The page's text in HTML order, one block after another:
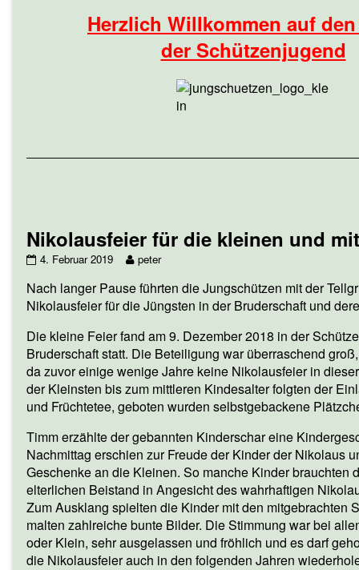
Herzlich Willkommen auf
der Schützenjugend
Nikolausfeier für die kleinen und
Nikolausfeier
die
kleinen
und
mittleren
Kinder
published
on
4. Februar 2019
Read
posts
by
the
author
of
Nikolausfeier
für
die
kleinen
und
mittleren
Kinder,
peter
Nach langer Pause führten die Jungschützen mit der
Nikolausfeier für die Jüngsten in der Bruderschaft und
Die kleine Feier fand am 9. Dezember 2018 in der
Bruderschaft statt. Die Beteiligung war überraschend
da zuvor einige wenige Jahre keine Nikolausfeier in
der Kleinsten bis zum mittleren Kindesalter folgten der
und Früchtetee, geboten wurden selbstgebackene
Timm erzählte der gebannten Kinderschar eine
Nachmittag erschien zur Freude der Kinder der Nikolaus
Geschenke an die Kleinen. So manche Kinder brauchten
elterlichen Beistand in Angesicht des wahrhaftigen
Zum Ausklang spielten die Kinder mit den mitgebrachten
malten zahlreiche bunte Bilder. Die Stimmung war bei
oder Klein, sehr ausgelassen und fröhlich und es darf
die Nikolausfeier auch in den folgenden Jahren